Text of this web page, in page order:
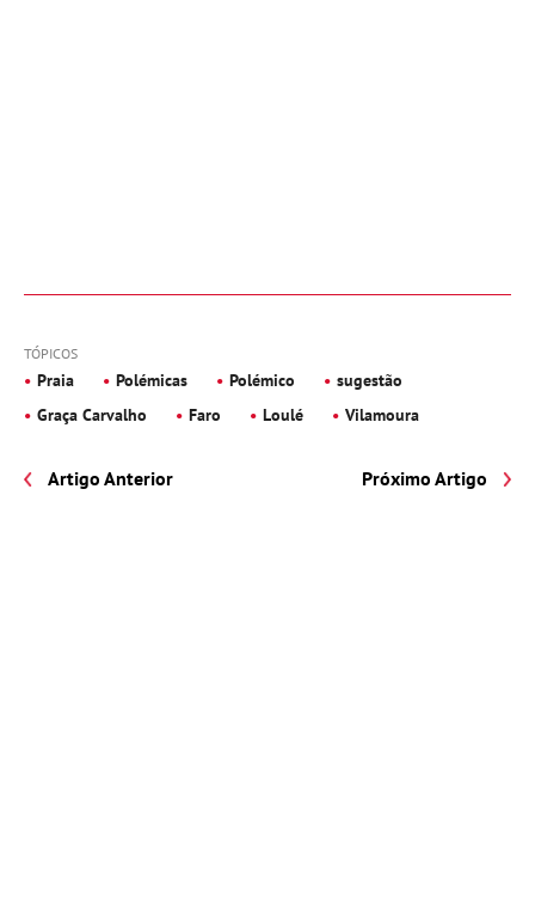
TÓPICOS
Praia Polémicas Polémico
sugestão
Graça Carvalho
Faro Loulé Vilamoura
Artigo Anterior Próximo Artigo